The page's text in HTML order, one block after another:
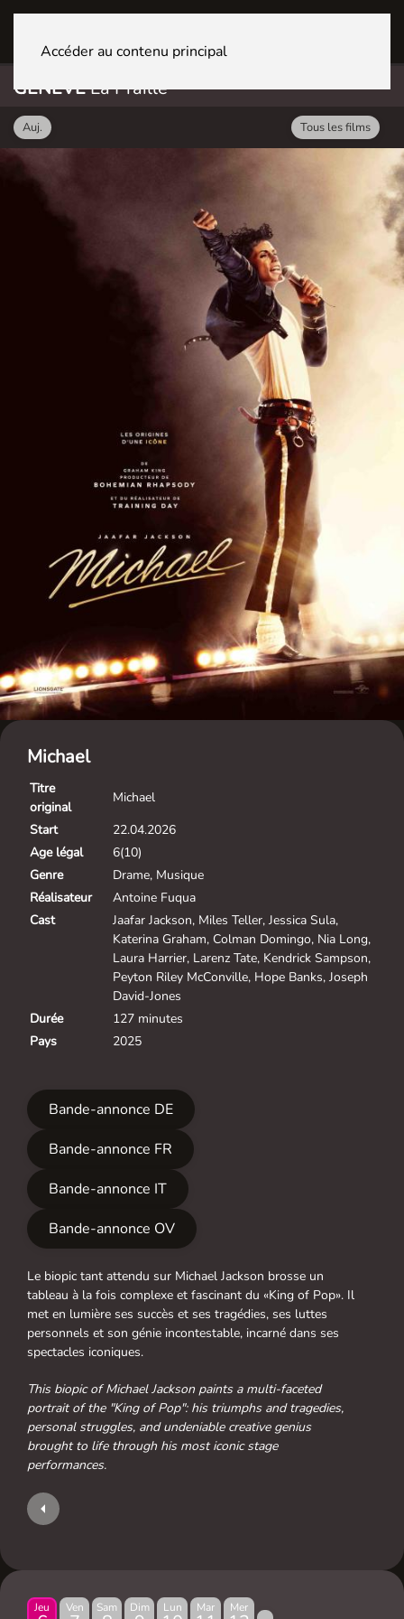
Accéder au contenu principal
GENÈVELa Praille
Auj. Tous les films
Michael
Titre
original
Michael
Start
22.04.2026
Age légal
6(10)
Genre
Drame, Musique
Réalisateur
Antoine Fuqua
Cast
Jaafar Jackson, Miles Teller, Jessica Sula,
Katerina Graham, Colman Domingo, Nia Long,
Laura Harrier, Larenz Tate, Kendrick Sampson,
Peyton Riley McConville, Hope Banks, Joseph
David-Jones
Durée
127 minutes
Pays
2025
Bande-annonce DE
Bande-annonce FR
Bande-annonce IT
Bande-annonce OV
Le biopic tant attendu sur Michael Jackson brosse un
tableau à la fois complexe et fascinant du «King of Pop». Il
met en lumière ses succès et ses tragédies, ses luttes
personnels et son génie incontestable, incarné dans ses
spectacles iconiques.
This biopic of Michael Jackson paints a multi-faceted
portrait of the "King of Pop": his triumphs and tragedies,
personal struggles, and undeniable creative genius
brought to life through his most iconic stage
performances.
Jeu Ven Sam Dim Lun Mar Mer